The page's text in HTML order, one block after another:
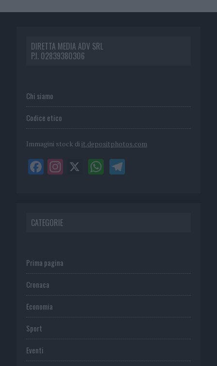
DIRETTA MEDIA ADV SRL
P.I. 02839380306
Chi siamo
Codice etico
Immagini stock di it.depositphotos.com
CATEGORIE
Prima pagina
Cronaca
Economia
Sport
Eventi